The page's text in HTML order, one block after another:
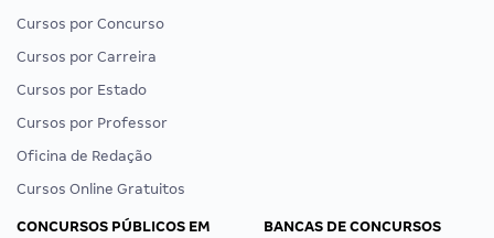
Cursos por Concurso
Cursos por Carreira
Cursos por Estado
Cursos por Professor
Oficina de Redação
Cursos Online Gratuitos
CONCURSOS PÚBLICOS EM
BANCAS DE CONCURSOS